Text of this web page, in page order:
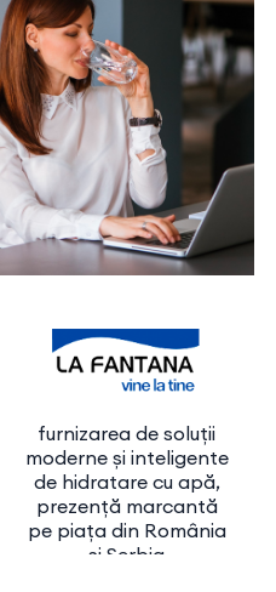
furnizarea de soluții
moderne și inteligente
de hidratare cu apă,
prezență marcantă
pe piața din România
și Serbia